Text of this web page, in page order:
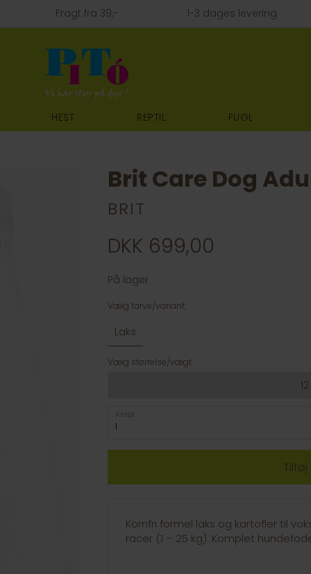
Fragt fra 39,- 1-3 dages levering
HEST REPTIL FUGL
Brit Care Dog
BRIT
DKK 699,00
På lager
Vælg farve/variant:
Laks
Vælg størrelse/vægt:
Antal
Kornfri formel laks og kartofler til
racer (1 – 25 kg). Komplet